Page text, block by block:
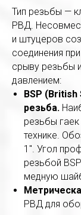
Тип резьбы —
РВД.
и штуцеров
соединения
срыву резьбы
давлением:
BSP
резьба.
резьбы
технике.
1". Угол
резьбой
медную
РВД для